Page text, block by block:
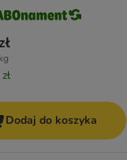
Dodaj do koszyka